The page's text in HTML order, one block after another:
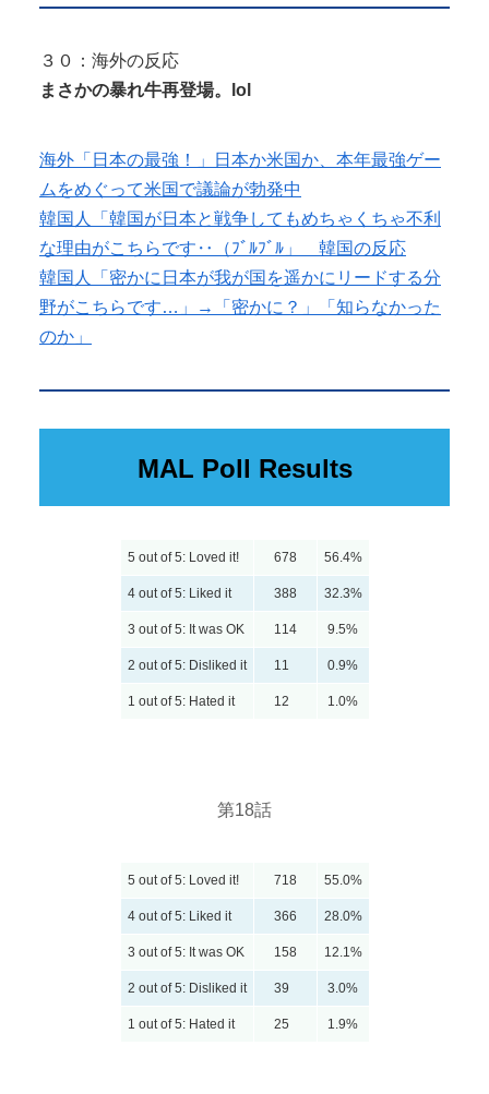
３０：海外の反応
まさかの暴れ牛再登場。lol
海外「日本の最強！」日本か米国か、本年最強ゲー
ムをめぐって米国で議論が勃発中
韓国人「韓国が日本と戦争してもめちゃくちゃ不利
な理由がこちらです‥（ﾌﾞﾙﾌﾞﾙ」 韓国の反応
韓国人「密かに日本が我が国を遥かにリードする分
野がこちらです…」→「密かに？」「知らなかった
のか」
MAL Poll Results
5 out of 5: Loved it! 678 56.4%
4 out of 5: Liked it 388 32.3%
3 out of 5: It was OK 114 9.5%
2 out of 5: Disliked it 11 0.9%
1 out of 5: Hated it 12 1.0%
第18話
5 out of 5: Loved it! 718 55.0%
4 out of 5: Liked it 366 28.0%
3 out of 5: It was OK 158 12.1%
2 out of 5: Disliked it 39 3.0%
1 out of 5: Hated it 25 1.9%